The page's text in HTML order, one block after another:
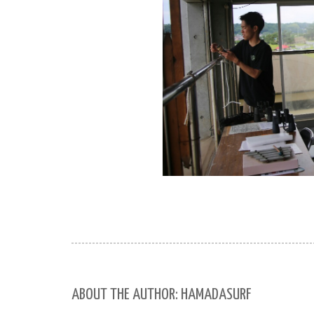
ABOUT THE AUTHOR: HAMADASURF